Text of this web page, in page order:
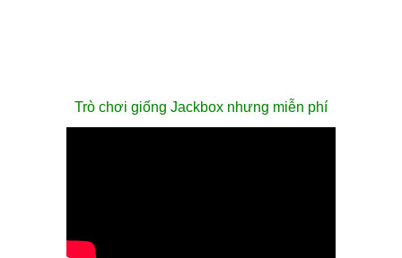
Trò chơi giống Jackbox nhưng miễn phí